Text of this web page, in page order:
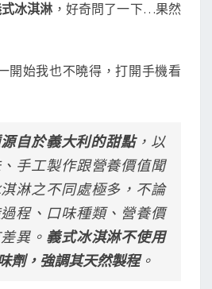
式冰淇淋 ，好奇問了一下…果然
開始我也不曉得，打開手機看
自於義大利的甜點，以
手工製作跟營養價值聞
淋之不同處極多，不論
程、口味種類、營養價
異。 義式冰淇淋不使用
劑，強調其天然製程。